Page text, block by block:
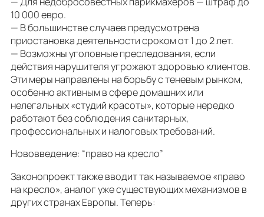
10 000 евро.
— В большинстве случаев предусмотрена
приостановка деятельности сроком от 1 до 2 лет.
— Возможны уголовные преследования, если
действия нарушителя угрожают здоровью клиентов.
Эти меры направлены на борьбу с теневым рынком,
особенно активным в сфере домашних или
нелегальных «студий красоты», которые нередко
работают без соблюдения санитарных,
профессиональных и налоговых требований.
Нововведение: “право на кресло”
Законопроект также вводит так называемое «право
на кресло», аналог уже существующих механизмов в
других странах Европы. Теперь: